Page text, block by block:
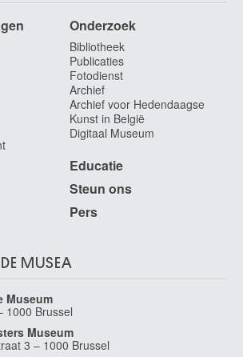
Onderzoek
Bibliotheek
Publicaties
Fotodienst
Archief
Archief voor Hedendaagse
Kunst in België
Digitaal Museum
Educatie
Steun ons
Pers
MUSEA
Museum
1000 Brussel
Museum
3 – 1000 Brussel